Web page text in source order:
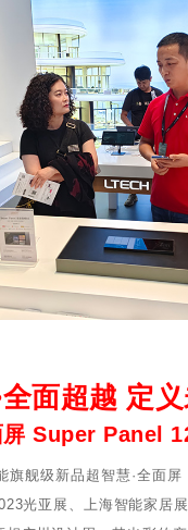
面超越 定
屏 Super Panel
旗舰级新品超智慧·全面
光亚展、上海智能家居